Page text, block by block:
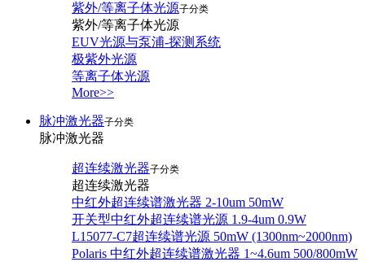
紫外/等离子体光源子分类
紫外/等离子体光源
EUV光源与泵浦-探测系统
极紫外光源
等离子体光源
More>>
脉冲激光器子分类
脉冲激光器
超连续激光器子分类
超连续激光器
中红外超连续谱激光器 2-10um 50mW
开关型中红外超连续谱光源 1.9-4um 0.9W
L15077-C7超连续谱光源 50mW (1300nm~2000nm)
Polaris 中红外超连续谱激光器 1~4.6um 500/800mW